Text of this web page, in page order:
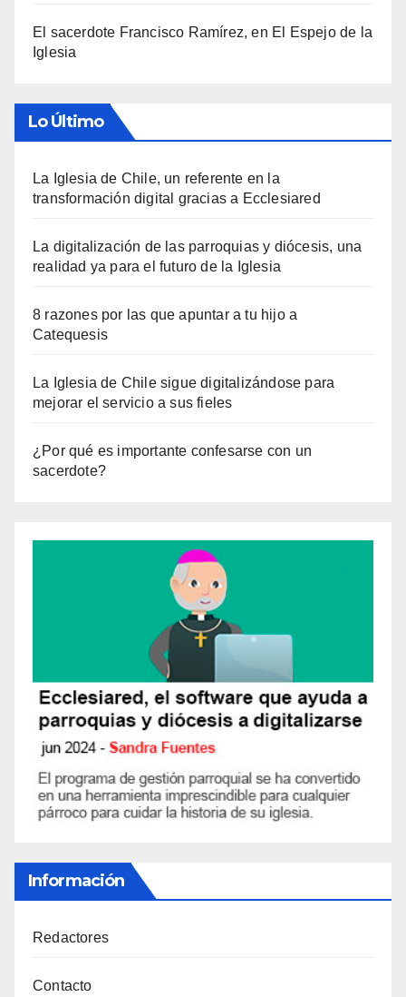
El sacerdote Francisco Ramírez, en El Espejo de la
Iglesia
Lo Último
La Iglesia de Chile, un referente en la
transformación digital gracias a Ecclesiared
La digitalización de las parroquias y diócesis, una
realidad ya para el futuro de la Iglesia
8 razones por las que apuntar a tu hijo a
Catequesis
La Iglesia de Chile sigue digitalizándose para
mejorar el servicio a sus fieles
¿Por qué es importante confesarse con un
sacerdote?
Información
Redactores
Contacto